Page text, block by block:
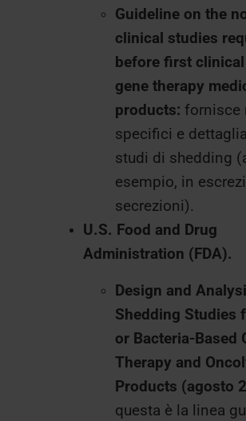
Guideline on the
clinical studies
before first
gene therapy
products: fornisce
specifici e
studi di shedding
esempio, in
secrezioni).
U.S. Food and Drug
Administration (FDA).
Design and
Shedding Studies
or Bacteria-Based
Therapy and
Products (agosto
questa è la linea